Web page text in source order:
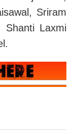
Sriram
Shanti Laxmi